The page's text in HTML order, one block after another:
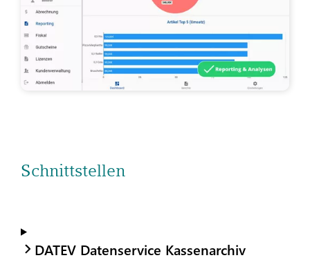
Schnittstellen
DATEV Datenservice Kassenarchiv